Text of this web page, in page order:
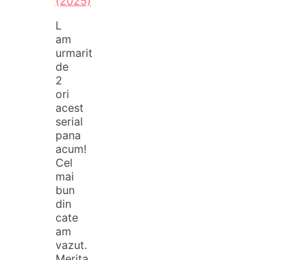
L
am
urmarit
de
2
ori
acest
serial
pana
acum!
Cel
mai
bun
din
cate
am
vazut.